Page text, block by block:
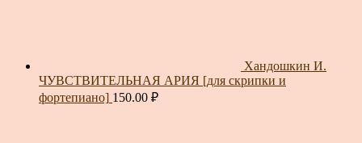
Хандошкин И.
ЧУВСТВИТЕЛЬНАЯ АРИЯ [для скрипки и
фортепиано] 150.00 ₽